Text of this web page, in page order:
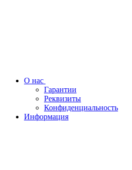
О нас
Гарантии
Реквизиты
Конфиденциальность
Информация